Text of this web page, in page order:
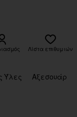
Λίστα επιθυμιών
Ύλες Αξεσουάρ